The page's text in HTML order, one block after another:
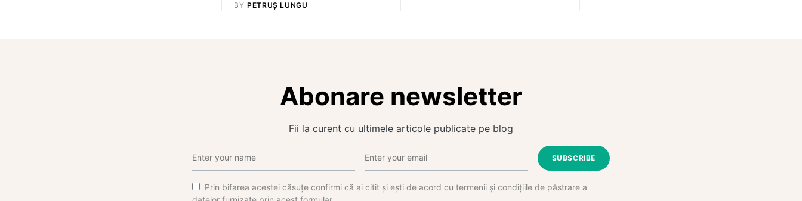
BY PETRUȘ LUNGU
Abonare newsletter
Fii la curent cu ultimele articole publicate pe blog
SUBSCRIBE
Prin bifarea acestei căsuțe confirmi că ai citit și ești de acord cu termenii și condițiile de păstrare a